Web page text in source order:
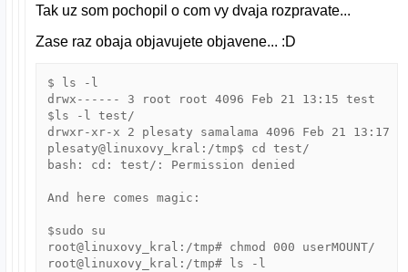
Tak uz som pochopil o com vy dvaja rozpravate...
Zase raz obaja objavujete objavene... :D
$ ls -l
drwx------ 3 root root 4096 Feb 21 13:15 test
$ls -l test/
drwxr-xr-x 2 plesaty samalama 4096 Feb 21 13:17
plesaty@linuxovy_kral:/tmp$ cd test/
bash: cd: test/: Permission denied
And here comes magic:
$sudo su
root@linuxovy_kral:/tmp# chmod 000 userMOUNT/
root@linuxovy_kral:/tmp# ls -l